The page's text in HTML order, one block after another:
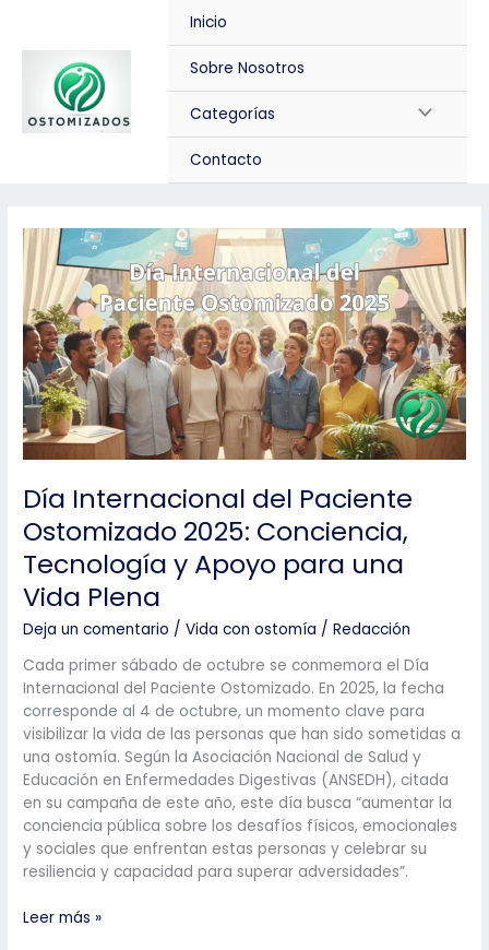
contenido
Inicio
Sobre Nosotros
Categorías Alternar
Contacto
Día Internacional del Paciente
Ostomizado 2025: Conciencia,
Tecnología y Apoyo para una
Vida Plena
Deja un comentario /Vida con ostomía /Redacción
Cada primer sábado de octubre se conmemora el Día
Internacional del Paciente Ostomizado. En 2025, la fecha
corresponde al 4 de octubre, un momento clave para
visibilizar la vida de las personas que han sido sometidas a
una ostomía. Según la Asociación Nacional de Salud y
Educación en Enfermedades Digestivas (ANSEDH), citada
en su campaña de este año, este día busca “aumentar la
conciencia pública sobre los desafíos físicos, emocionales
y sociales que enfrentan estas personas y celebrar su
resiliencia y capacidad para superar adversidades”.
Día
Leer más »